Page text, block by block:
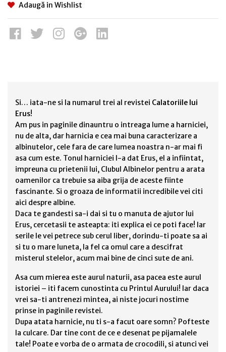
Adaugă in Wishlist
Si… iata-ne si la numarul trei al revistei Calatoriile lui
Erus!
Am pus in paginile dinauntru o intreaga lume a harniciei,
nu de alta, dar harnicia e cea mai buna caracterizare a
albinutelor, cele fara de care lumea noastra n-ar mai fi
asa cum este. Tonul harniciei l-a dat Erus, el a infiintat,
impreuna cu prietenii lui, Clubul Albinelor pentru a arata
oamenilor ca trebuie sa aiba grija de aceste fiinte
fascinante. Si o groaza de informatii incredibile vei citi
aici despre albine.
Daca te gandesti sa-i dai si tu o manuta de ajutor lui
Erus, cercetasii te asteapta: iti explica ei ce poti face! Iar
serile le vei petrece sub cerul liber, dorindu-ti poate sa ai
si tu o mare luneta, la fel ca omul care a descifrat
misterul stelelor, acum mai bine de cinci sute de ani.
Asa cum mierea este aurul naturii, asa pacea este aurul
istoriei – iti facem cunostinta cu Printul Aurului! Iar daca
vrei sa-ti antrenezi mintea, ai niste jocuri nostime
prinse in paginile revistei.
Dupa atata harnicie, nu ti s-a facut oare somn? Pofteste
la culcare. Dar tine cont de ce e desenat pe pijamalele
tale! Poate e vorba de o armata de crocodili, si atunci vei